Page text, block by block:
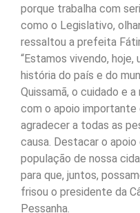
porque trabalha com
como o Legislativo,
ressaltou a prefeita
“Estamos vivendo,
história do país e do
Quissamã, o cuidado e
com o apoio importante
agradecer a todas as
causa. Destacar o
população de nossa
para que, juntos,
frisou o presidente da
Pessanha.